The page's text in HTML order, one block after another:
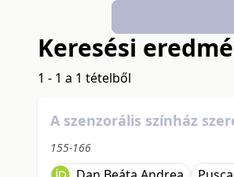
Keresési
1 - 1 a 1 tételből
A szenzorális színház
155-166